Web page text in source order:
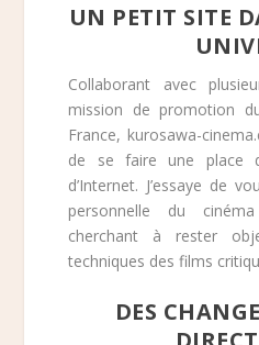
UN PETIT SITE
Collaborant avec
mission de promotion
France, kurosawa-
de se faire une place
d’Internet. J’essaye de
personnelle du
cherchant à rester
techniques des films
DES